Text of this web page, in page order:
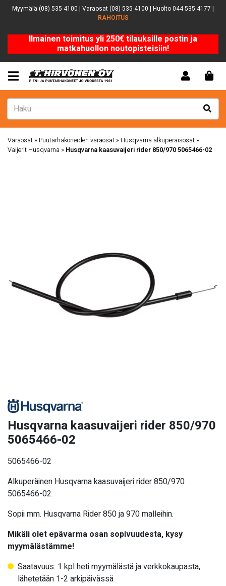
Myymälä (08) 535 4100 | Varaosat (08) 535 4100 | Huolto 044 535 4177 |
RAHOITUS
Ilmainen toimitus yli 250€ tilauksille postin ja
matkahuollon noutopisteisiin!
Varaosat » Puutarhakoneiden varaosat » Husqvarna alkuperäisosat »
Vaijerit Husqvarna » Husqvarna kaasuvaijeri rider 850/970 5065466-02
Husqvarna kaasuvaijeri rider 850/970
5065466-02
5065466-02
Alkuperäinen Husqvarna kaasuvaijeri rider 850/970
5065466-02.
Sopii mm. Husqvarna Rider 850 ja 970 malleihin.
Mikäli olet epävarma osan sopivuudesta, kysy
myymälästämme!
Saatavuus: 1 kpl heti myymälästä ja verkkokaupasta,
lähetetään 1-2 arkipäivässä